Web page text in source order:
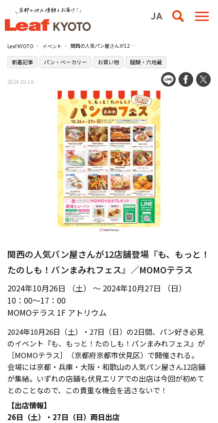
Leaf KYOTO イベント 関西の人気パン屋さんが12店舗登場『も、もっと！たのしも！パンまみれフェス』／MOMOテラス
新着記事 パン・ベーカリー お買い物 醍醐・六地蔵
2024.10.16
関西の人気パン屋さんが12店舗登場『も、もっと！
たのしも！パンまみれフェス』／MOMOテラス
2024年10月26日 （土） ～ 2024年10月27日 （日）
10：00～17：00
MOMOテラス 1F アトリウム
2024年10月26日（土）・27日（日）の2日間、パン好き必見
のイベント『も、もっと！たのしも！パンまみれフェス』が
［MOMOテラス］（京都府京都市伏見区）で開催される。
会場には京都・兵庫・大阪・和歌山の人気パン屋さん12店舗
が集結。いずれの店舗も伏見エリアでの出店は今回が初めて
とのことなので、この貴重な機会を逃さないで！
【出店情報】
26日（土）・27日（日）両日出店